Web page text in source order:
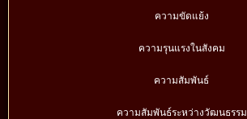
ความขัดแย้ง
ความรุนแรงในสังคม
ความสัมพันธ์
ความสัมพันธ์ระหว่างวัฒนธรรม